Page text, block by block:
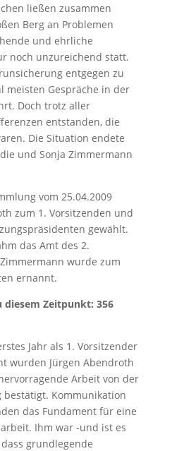
ließen zusammen
Berg an Problemen
und ehrliche
noch unzureichend statt.
entgegen zu
meisten Gespräche in der
Doch trotz aller
entstanden, die
Die Situation endete
und Sonja Zimmermann
vom 25.04.2009
zum 1. Vorsitzenden und
gewählt.
das Amt des 2.
wurde zum
ernannt.
diesem Zeitpunkt: 356
Jahr als 1. Vorsitzender
wurden Jürgen Abendroth
Arbeit von der
Kommunikation
das Fundament für eine
Ihm war -und ist es
grundlegende